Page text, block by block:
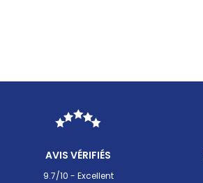
AVIS VÉRIFIÉS
9.7/10 - Excellent